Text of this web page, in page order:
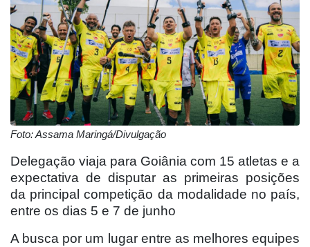
Foto: Assama Maringá/Divulgação
Delegação viaja para Goiânia com 15 atletas e a
expectativa de disputar as primeiras posições
da principal competição da modalidade no país,
entre os dias 5 e 7 de junho
A busca por um lugar entre as melhores equipes